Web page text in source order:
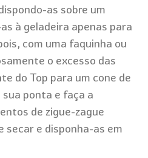
as sobre um
à geladeira apenas para
com uma faquinha ou
o excesso das
do Top para um cone de
ponta e faça a
de zigue-zague
secar e disponha-as em